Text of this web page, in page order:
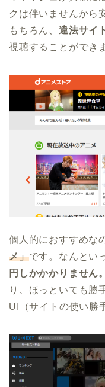
クは伴いませんから
もちろん、 違法サイ
視聴することができ
個人的におすすめな
メ」です。なんとい
円しかかかりません。
り、ほっといても勝
UI（サイトの使い勝